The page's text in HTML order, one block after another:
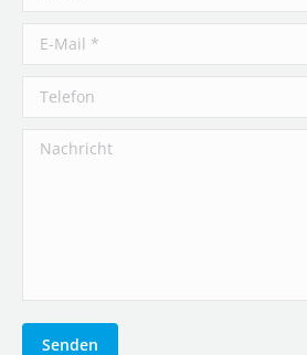
E-Mail *
Telefon
Nachricht
Senden